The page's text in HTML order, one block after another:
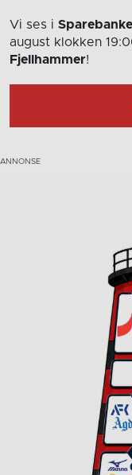
Vi ses i
august klokken
Fjellhammer!